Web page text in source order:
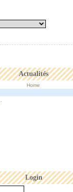
Actualités
Home
Login